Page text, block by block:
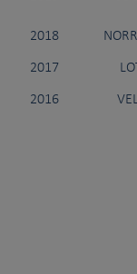
2018
2017
2016